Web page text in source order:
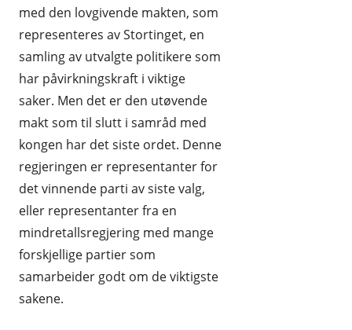
med den lovgivende makten, som
representeres av Stortinget, en
samling av utvalgte politikere som
har påvirkningskraft i viktige
saker. Men det er den utøvende
makt som til slutt i samråd med
kongen har det siste ordet. Denne
regjeringen er representanter for
det vinnende parti av siste valg,
eller representanter fra en
mindretallsregjering med mange
forskjellige partier som
samarbeider godt om de viktigste
sakene.